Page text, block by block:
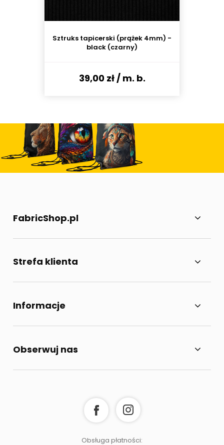
Sztruks tapicerski (prążek 4mm) -
black (czarny)
39,00 zł/ m. b.
FabricShop.pl
Strefa klienta
Informacje
Obserwuj nas
Obsługa płatności: